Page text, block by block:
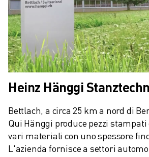
Heinz Hänggi
Bettlach, a circa 25 km a nord di
Qui Hänggi produce pezzi
vari materiali con uno spessore
L'azienda fornisce a settori